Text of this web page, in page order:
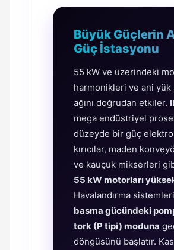
Büyük Güçlerin
Güç İstasyonu
55 kW ve üzerindeki
harmonikleri ve ani yük
ağını doğrudan etkiler.
mega endüstriyel
düzeyde bir güç
kırıcılar, maden
ve kauçuk mikserleri
55 kW motorları
Havalandırma
basma gücündeki
tork (P tipi) moduna
döngüsünü başlatır.